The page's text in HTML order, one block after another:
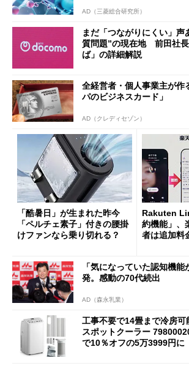
AD（三菱総合研究所）
まだ「つながりにくい」声
質問題”の現在地 前田社
ば」の詳細解説
全経営者・個人事業主が作
パのビジネスカード」
AD（クレディセゾン）
「酷暑日」が生まれた昨今
「ペルチェ素子」付きの腰掛
けファンなら乗り切れる？
Rakuten
約機能」、
者は追加料
「気になっていた認知機
発。感動の70代続出
AD（森永乳業）
工事不要で14畳まで冷房可
スポットクーラー
で10％オフの5万3999円に